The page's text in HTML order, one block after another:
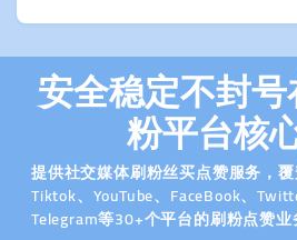
安全稳定不封
粉平台核
提供社交媒体刷粉丝买点赞服务，
Tiktok、YouTube、FaceBook、
Telegram等30+个平台的刷粉点赞业